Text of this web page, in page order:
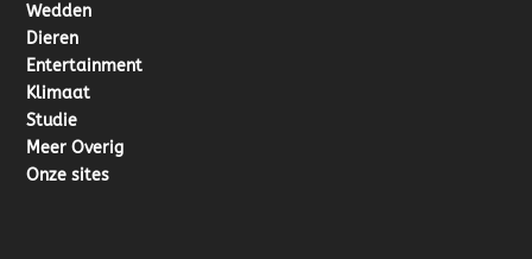
Wedden
Dieren
Entertainment
Klimaat
Studie
Meer Overig
Onze sites